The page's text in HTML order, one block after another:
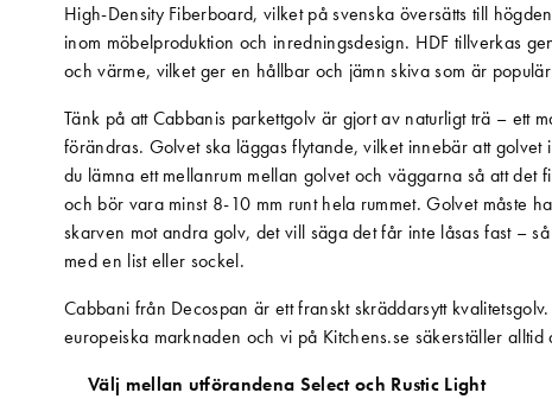
High-Density Fiberboard, vilket på svenska översätts till
inom möbelproduktion och inredningsdesign. HDF tillverkas
och värme, vilket ger en hållbar och jämn skiva som är
Tänk på att Cabbanis parkettgolv är gjort av naturligt trä – ett
förändras. Golvet ska läggas flytande, vilket innebär att
du lämna ett mellanrum mellan golvet och väggarna så att
och bör vara minst 8-10 mm runt hela rummet. Golvet måste
skarven mot andra golv, det vill säga det får inte låsas fast –
med en list eller sockel.
Cabbani från Decospan är ett franskt skräddarsytt
europeiska marknaden och vi på Kitchens.se säkerställer
Välj mellan utförandena Select och Rustic Light